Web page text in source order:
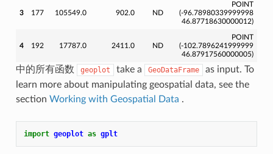
3 177 105549.0 902.0 ND
POINT
(-96.78980339999998
46.87718630000012)
4 192 17787.0 2411.0 ND
POINT
(-102.7896241999999
46.87917560000005)
中的所有函数 geoplot take a GeoDataFrame
as input. To
learn more about manipulating geospatial data, see the
section Working with Geospatial Data .
import geoplot as gplt